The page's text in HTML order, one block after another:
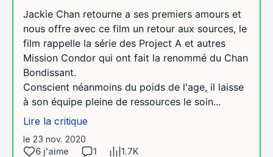
Jackie Chan retourne a ses premiers amours et
nous offre avec ce film un retour aux sources, le
film rappelle la série des Project A et autres
Mission Condor qui ont fait la renommé du Chan
Bondissant.
Conscient néanmoins du poids de l'age, il laisse
à son équipe pleine de ressources le soin...
Lire la critique
le 23 nov. 2020
6 j'aime
1 1.7K